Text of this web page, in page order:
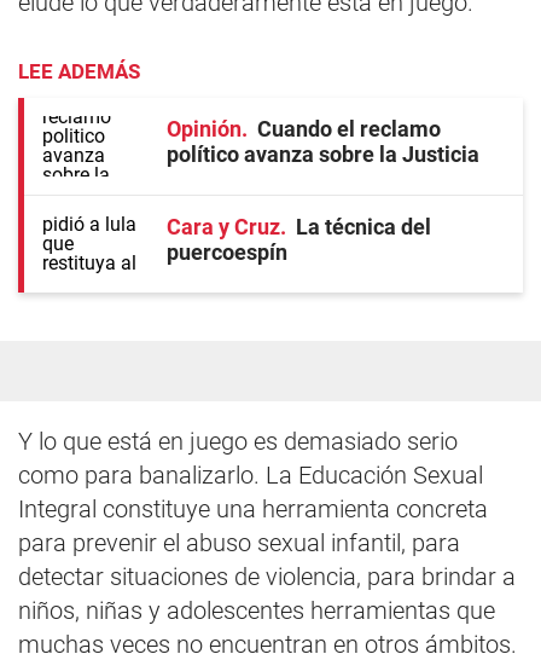
LEE ADEMÁS
Opinión
Cuando el reclamo
político avanza sobre la Justicia
Cara y Cruz
La técnica del
puercoespín
Y lo que está en juego es demasiado serio
como para banalizarlo. La Educación Sexual
Integral constituye una herramienta concreta
para prevenir el abuso sexual infantil, para
detectar situaciones de violencia, para brindar a
niños, niñas y adolescentes herramientas que
muchas veces no encuentran en otros ámbitos.